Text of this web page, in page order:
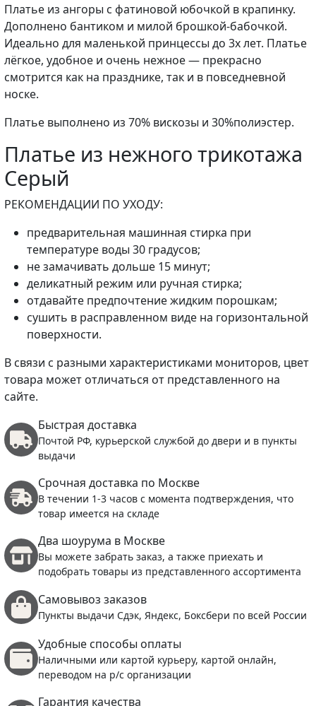
Платье из ангоры с фатиновой юбочкой в крапинку.
Дополнено бантиком и милой брошкой-бабочкой.
Идеально для маленькой принцессы до 3х лет. Платье
лёгкое, удобное и очень нежное — прекрасно
смотрится как на празднике, так и в повседневной
носке.
Платье выполнено из 70% вискозы и 30%полиэстер.
Платье из нежного трикотажа
Серый
РЕКОМЕНДАЦИИ ПО УХОДУ:
предварительная машинная стирка при
температуре воды 30 градусов;
не замачивать дольше 15 минут;
деликатный режим или ручная стирка;
отдавайте предпочтение жидким порошкам;
сушить в расправленном виде на горизонтальной
поверхности.
В связи с разными характеристиками мониторов, цвет
товара может отличаться от представленного на
сайте.
Быстрая доставка
Почтой РФ, курьерской службой до двери и в пункты
выдачи
Срочная доставка по Москве
В течении 1-3 часов с момента подтверждения, что
товар имеется на складе
Два шоурума в Москве
Вы можете забрать заказ, а также приехать и
подобрать товары из представленного ассортимента
Самовывоз заказов
Пункты выдачи Сдэк, Яндекс, Боксбери по всей России
Удобные способы оплаты
Наличными или картой курьеру, картой онлайн,
переводом на р/с организации
Гарантия качества